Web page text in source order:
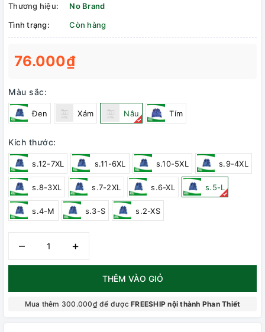
Thương hiệu:
No Brand
Tình trạng:
Còn hàng
76.000₫
Màu sắc:
Đen Xám Nâu Tím
Kích thước:
s.12-7XL s.11-6XL s.10-5XL s.9-4XL
s.8-3XL s.7-2XL s.6-XL s.5-L
s.4-M s.3-S s.2-XS
– +
THÊM VÀO GIỎ
Mua thêm 300.000₫ để đượcFREESHIP nội thành Phan Thiết